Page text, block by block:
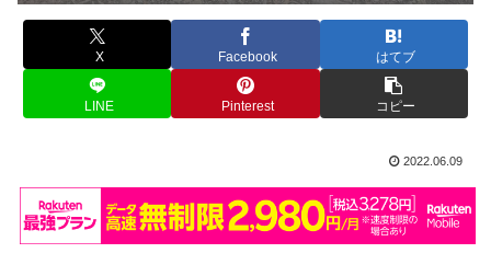
X Facebook はてブ
LINE Pinterest コピー
2022.06.09